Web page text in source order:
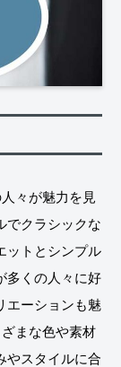
々が魅力を見
でクラシックな
ットとシンプル
多くの人々に好
エーションも魅
まな色や素材
やスタイルに合